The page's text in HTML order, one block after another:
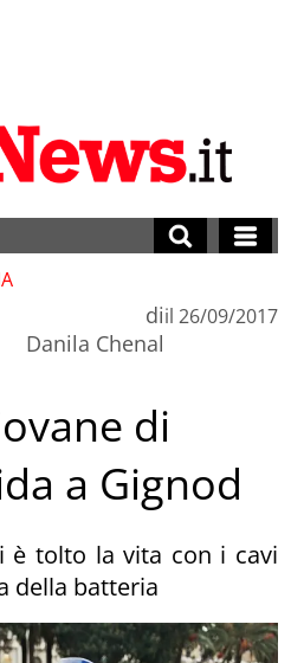
di
Danila Chenal
il 26/09/2017
di
a Gignod
è tolto la vita con i cavi
della batteria